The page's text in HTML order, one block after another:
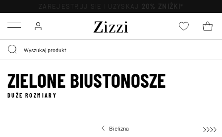
ZAREJESTRUJ SIĘ I UZYSKAJ 20% ZNIŻKI *
Menu
ZIELONE BIUSTONOSZE
DUŻE ROZMIARY
Bielizna